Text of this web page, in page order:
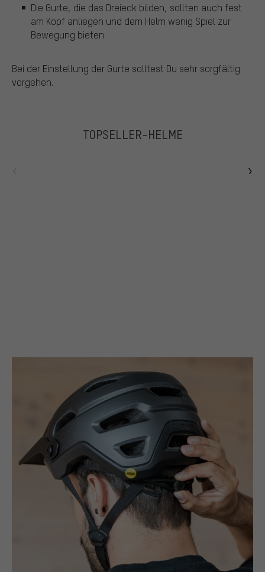
Die Gurte, die das Dreieck bilden, sollten auch fest
am Kopf anliegen und dem Helm wenig Spiel zur
Bewegung bieten
Bei der Einstellung der Gurte solltest Du sehr sorgfältig
vorgehen.
TOPSELLER-HELME